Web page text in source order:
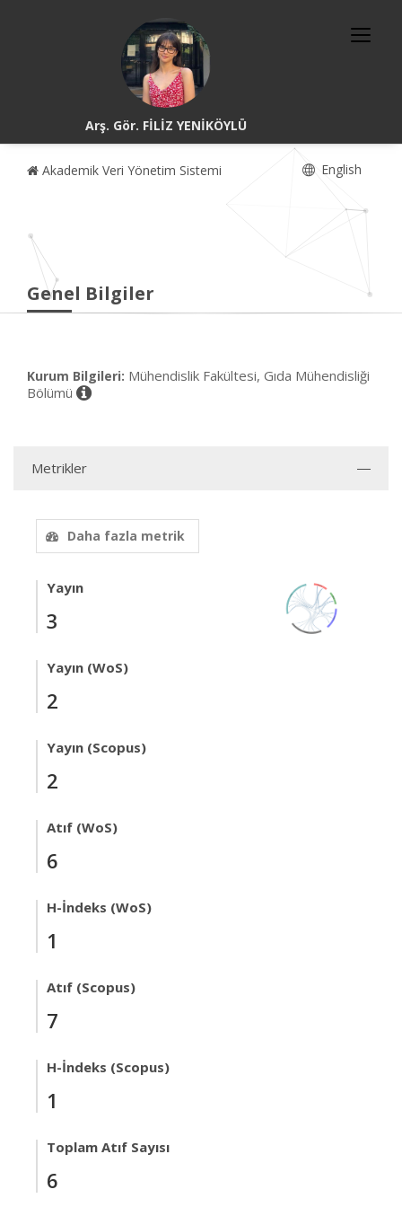
Arş. Gör. FİLİZ YENİKÖYLÜ
Akademik Veri Yönetim Sistemi English
Genel Bilgiler
Kurum Bilgileri: Mühendislik Fakültesi, Gıda Mühendisliği
Bölümü
Metrikler
Daha fazla metrik
Yayın
3
Yayın (WoS)
2
Yayın (Scopus)
2
Atıf (WoS)
6
H-İndeks (WoS)
1
Atıf (Scopus)
7
H-İndeks (Scopus)
1
Toplam Atıf Sayısı
6